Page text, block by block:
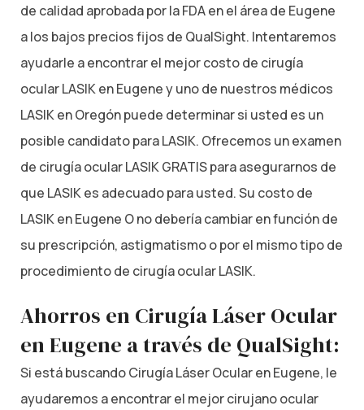
de calidad aprobada por la FDA en el área de Eugene
a los bajos precios fijos de QualSight. Intentaremos
ayudarle a encontrar el mejor costo de cirugía
ocular LASIK en Eugene y uno de nuestros médicos
LASIK en Oregón puede determinar si usted es un
posible candidato para LASIK. Ofrecemos un examen
de cirugía ocular LASIK GRATIS para asegurarnos de
que LASIK es adecuado para usted. Su costo de
LASIK en Eugene O no debería cambiar en función de
su prescripción, astigmatismo o por el mismo tipo de
procedimiento de cirugía ocular LASIK.
Ahorros en Cirugía Láser Ocular
en Eugene a través de QualSight:
Si está buscando Cirugía Láser Ocular en Eugene, le
ayudaremos a encontrar el mejor cirujano ocular